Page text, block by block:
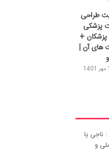
طراحی
پزشکی
پزشکان +
های آن |
۷ تن : ناجی یا
و